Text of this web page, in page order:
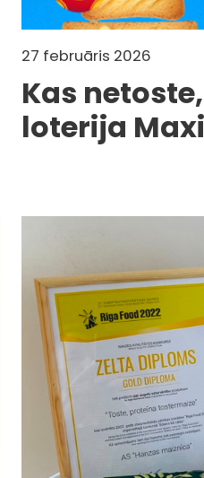
27 februāris 2026
Kas
loterija